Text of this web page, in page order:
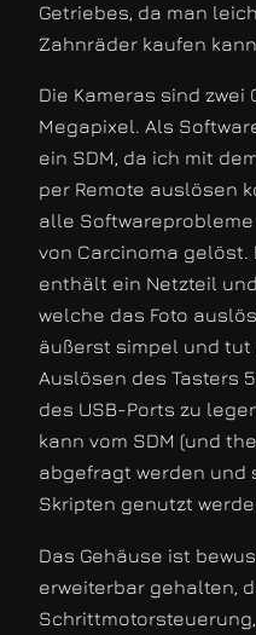
Getriebes, da man
Zahnräder kaufen
Die Kameras sind zwei
Megapixel. Als
ein SDM, da ich mit
per Remote auslösen
alle
von Carcinoma gelöst.
enthält ein Netzteil
welche das Foto
äußerst simpel und
Auslösen des Tasters
des USB-Ports zu
kann vom SDM (und
abgefragt werden und
Skripten genutzt
Das Gehäuse ist
erweiterbar gehalten,